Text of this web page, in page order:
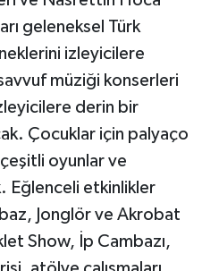
geleneksel Türk
izleyicilere
müziği konserleri
derin bir
Çocuklar için palyaço
oyunlar ve
Eğlenceli etkinlikler
Jonglör ve Akrobat
Show, İp Cambazı,